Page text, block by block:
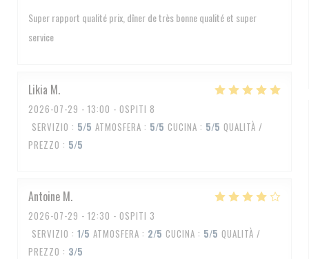
Super rapport qualité prix, dîner de très bonne qualité et super
service
Likia M
2026-07-29 - 13:00 - OSPITI 8
SERVIZIO : 5/5 ATMOSFERA : 5/5 CUCINA : 5/5 QUALITÀ /
PREZZO : 5/5
Antoine M
2026-07-29 - 12:30 - OSPITI 3
SERVIZIO : 1/5 ATMOSFERA : 2/5 CUCINA : 5/5 QUALITÀ /
PREZZO : 3/5